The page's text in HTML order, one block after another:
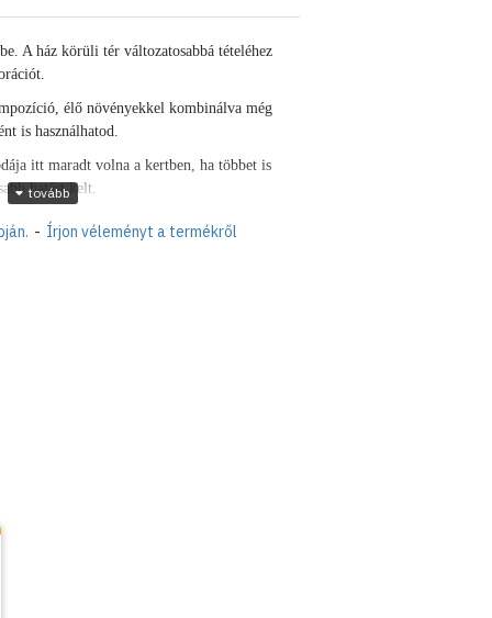
A ház körüli tér változatosabbá tételéhez
élő növényekkel kombinálva még
is használhatod.
itt maradt volna a kertben, ha többet is
hatást kelt.
- Írjon véleményt a termékről